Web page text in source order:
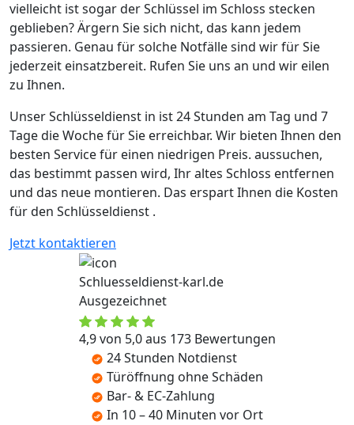
vielleicht ist sogar der Schlüssel im Schloss stecken
geblieben? Ärgern Sie sich nicht, das kann jedem
passieren. Genau für solche Notfälle sind wir für Sie
jederzeit einsatzbereit. Rufen Sie uns an und wir eilen
zu Ihnen.
Unser Schlüsseldienst in ist 24 Stunden am Tag und 7
Tage die Woche für Sie erreichbar. Wir bieten Ihnen den
besten Service für einen niedrigen Preis. aussuchen,
das bestimmt passen wird, Ihr altes Schloss entfernen
und das neue montieren. Das erspart Ihnen die Kosten
für den Schlüsseldienst .
Jetzt kontaktieren
Schluesseldienst-karl.de
Ausgezeichnet
4,9 von 5,0 aus 173 Bewertungen
24 Stunden Notdienst
Türöffnung ohne Schäden
Bar- & EC-Zahlung
In 10 – 40 Minuten vor Ort